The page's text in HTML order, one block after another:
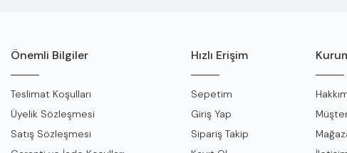
Önemli Bilgiler
Teslimat Koşulları
Üyelik Sözleşmesi
Satış Sözleşmesi
Hızlı Erişim
Sepetim
Giriş Yap
Sipariş Takip